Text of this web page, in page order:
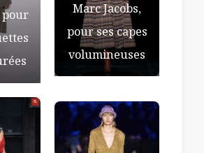
Marc Jacobs,
pour ses capes
volumineuses